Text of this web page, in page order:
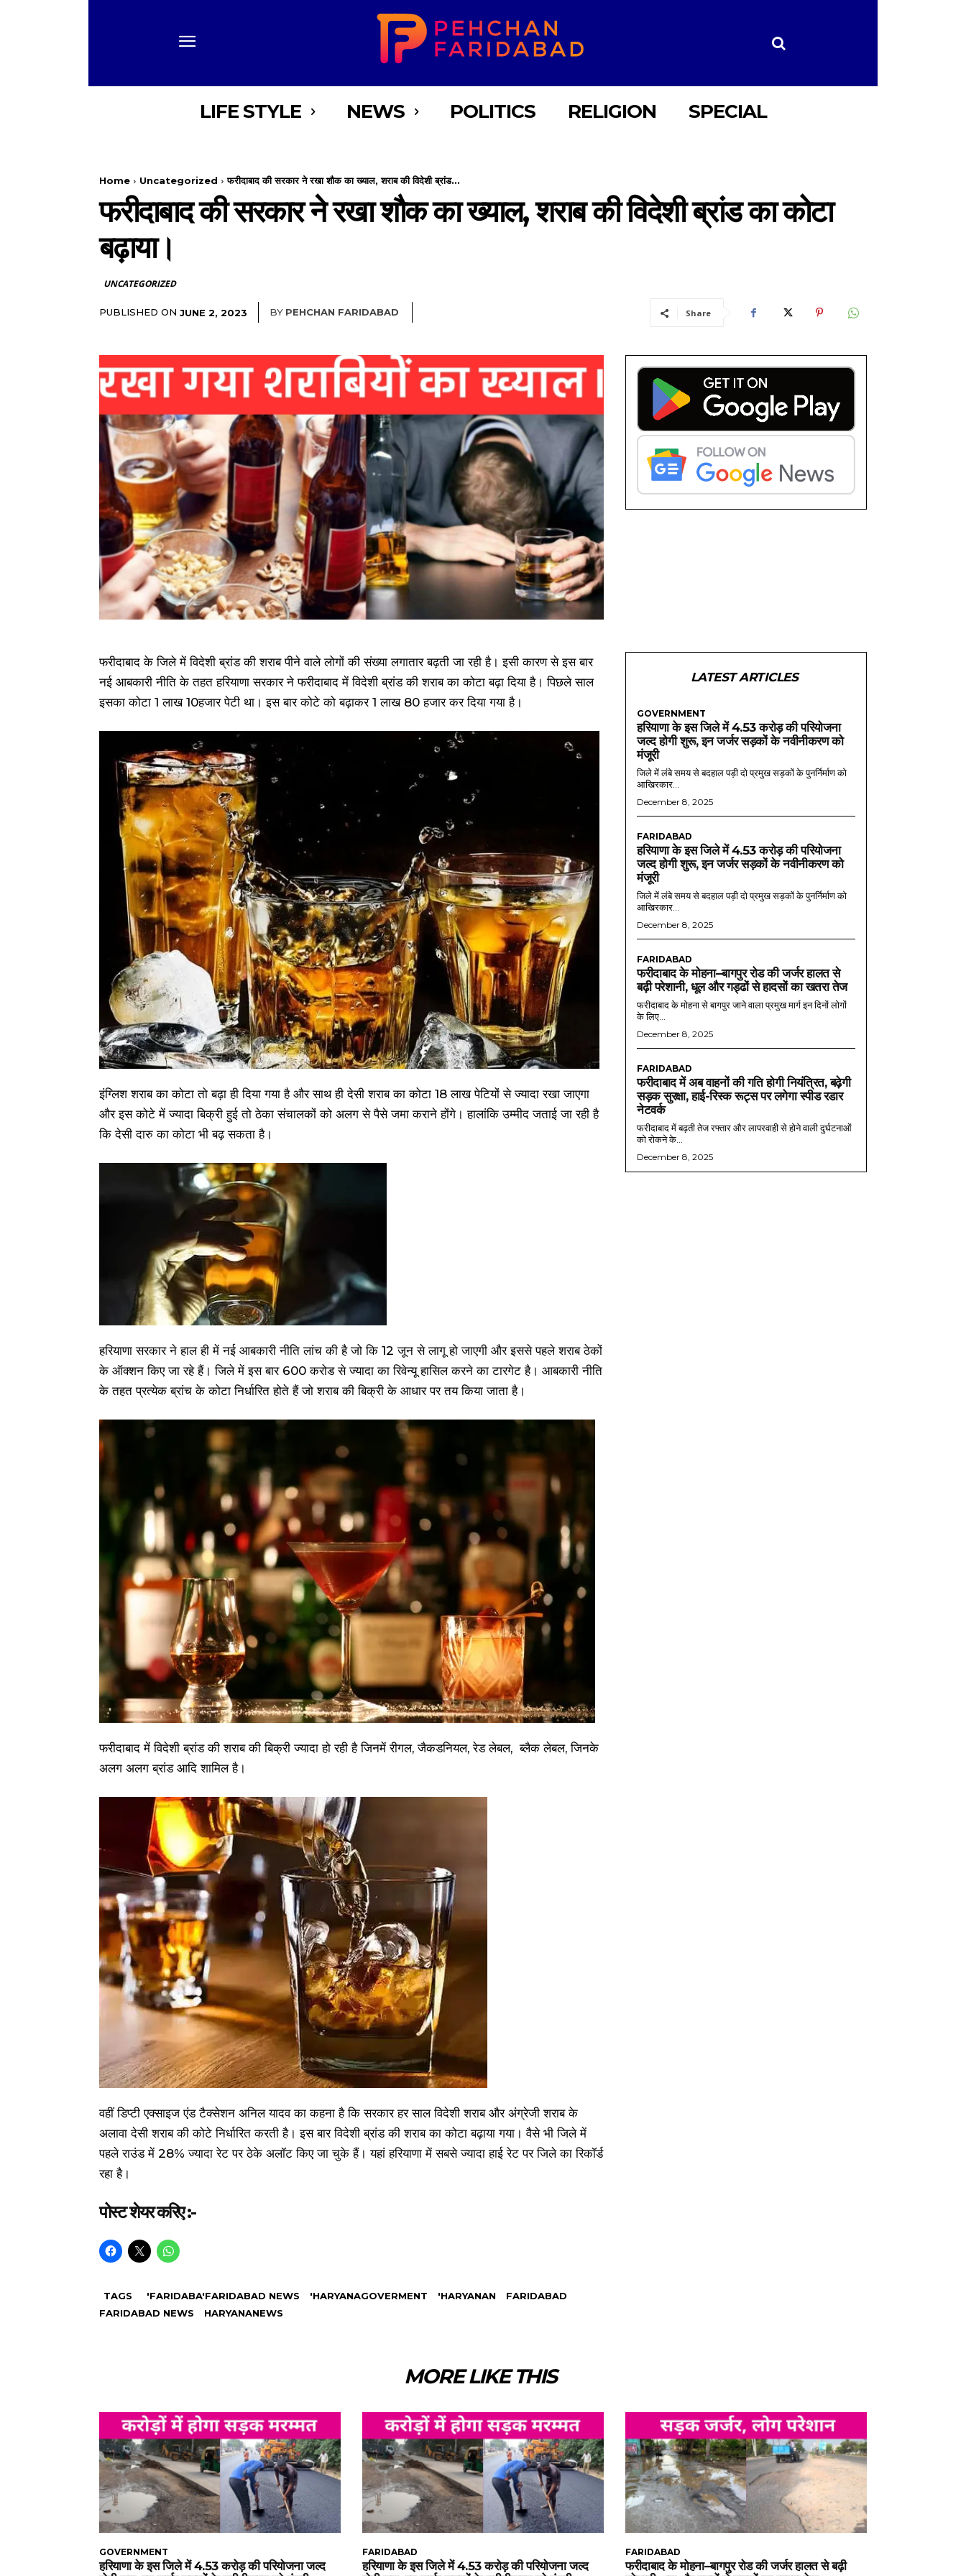
LIFE STYLE NEWS POLITICS RELIGION SPECIAL
Home Uncategorized फरीदाबाद की सरकार ने रखा शौक का ख्याल, शराब की विदेशी ब्रांड...
फरीदाबाद की सरकार ने रखा शौक का ख्याल, शराब की विदेशी ब्रांड का कोटा
बढ़ाया।
UNCATEGORIZED
PUBLISHED ON JUNE 2, 2023 BY PEHCHAN FARIDABAD Share
फरीदाबाद के जिले में विदेशी ब्रांड की शराब पीने वाले लोगों की संख्या लगातार बढ़ती जा रही है। इसी कारण से इस बार
नई आबकारी नीति के तहत हरियाणा सरकार ने फरीदाबाद में विदेशी ब्रांड की शराब का कोटा बढ़ा दिया है। पिछले साल
इसका कोटा 1 लाख 10हजार पेटी था। इस बार कोटे को बढ़ाकर 1 लाख 80 हजार कर दिया गया है।
इंग्लिश शराब का कोटा तो बढ़ा ही दिया गया है और साथ ही देसी शराब का कोटा 18 लाख पेटियों से ज्यादा रखा जाएगा
और इस कोटे में ज्यादा बिक्री हुई तो ठेका संचालकों को अलग से पैसे जमा कराने होंगे। हालांकि उम्मीद जताई जा रही है
कि देसी दारु का कोटा भी बढ़ सकता है।
हरियाणा सरकार ने हाल ही में नई आबकारी नीति लांच की है जो कि 12 जून से लागू हो जाएगी और इससे पहले शराब ठेकों
के ऑक्शन किए जा रहे हैं। जिले में इस बार 600 करोड से ज्यादा का रिवेन्यू हासिल करने का टारगेट है। आबकारी नीति
के तहत प्रत्येक ब्रांच के कोटा निर्धारित होते हैं जो शराब की बिक्री के आधार पर तय किया जाता है।
फरीदाबाद में विदेशी ब्रांड की शराब की बिक्री ज्यादा हो रही है जिनमें रीगल, जैकडनियल, रेड लेबल, ब्लैक लेबल, जिनके
अलग अलग ब्रांड आदि शामिल है।
वहीं डिप्टी एक्साइज एंड टैक्सेशन अनिल यादव का कहना है कि सरकार हर साल विदेशी शराब और अंग्रेजी शराब के
अलावा देसी शराब की कोटे निर्धारित करती है। इस बार विदेशी ब्रांड की शराब का कोटा बढ़ाया गया। वैसे भी जिले में
पहले राउंड में 28% ज्यादा रेट पर ठेके अलॉट किए जा चुके हैं। यहां हरियाणा में सबसे ज्यादा हाई रेट पर जिले का रिकॉर्ड
रहा है।
पोस्ट शेयर करिए :-
TAGS 'FARIDABA'FARIDABAD NEWS 'HARYANAGOVERMENT 'HARYANAN
FARIDABAD
FARIDABAD NEWS
HARYANANEWS
LATEST ARTICLES
GOVERNMENT
हरियाणा के इस जिले में 4.53 करोड़ की परियोजना
जल्द होगी शुरू, इन जर्जर सड़कों के नवीनीकरण को
मंजूरी
जिले में लंबे समय से बदहाल पड़ी दो प्रमुख सड़कों के पुनर्निर्माण को
आखिरकार...
December 8, 2025
FARIDABAD
हरियाणा के इस जिले में 4.53 करोड़ की परियोजना
जल्द होगी शुरू, इन जर्जर सड़कों के नवीनीकरण को
मंजूरी
जिले में लंबे समय से बदहाल पड़ी दो प्रमुख सड़कों के पुनर्निर्माण को
आखिरकार...
December 8, 2025
FARIDABAD
फरीदाबाद के मोहना–बागपुर रोड की जर्जर हालत से
बढ़ी परेशानी, धूल और गड्ढों से हादसों का खतरा तेज
फरीदाबाद के मोहना से बागपुर जाने वाला प्रमुख मार्ग इन दिनों लोगों
के लिए...
December 8, 2025
FARIDABAD
फरीदाबाद में अब वाहनों की गति होगी नियंत्रित, बढ़ेगी
सड़क सुरक्षा, हाई-रिस्क रूट्स पर लगेगा स्पीड रडार
नेटवर्क
फरीदाबाद में बढ़ती तेज रफ्तार और लापरवाही से होने वाली दुर्घटनाओं
को रोकने के...
December 8, 2025
MORE LIKE THIS
GOVERNMENT
हरियाणा के इस जिले में 4.53 करोड़ की परियोजना जल्द
FARIDABAD
हरियाणा के इस जिले में 4.53 करोड़ की परियोजना जल्द
FARIDABAD
फरीदाबाद के मोहना–बागपुर रोड की जर्जर हालत से बढ़ी